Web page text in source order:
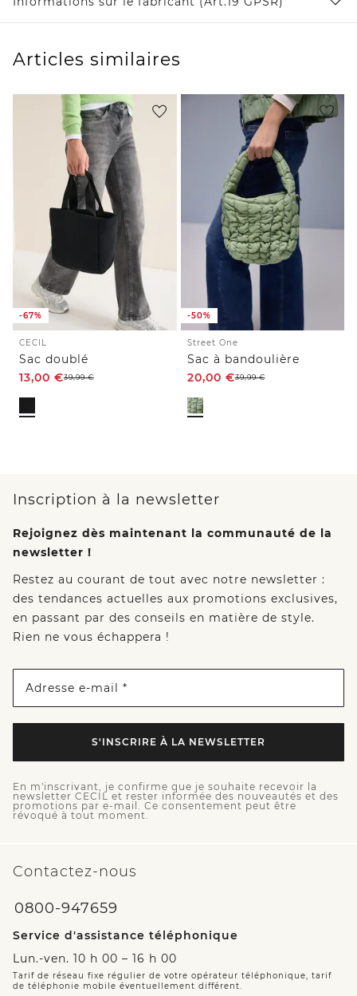
Articles similaires
-67%
CECIL
Sac doublé
13,00 €39,99€
-50%
Street One
Sac à bandoulière
20,00 €39,99€
Inscription à la newsletter
Rejoignez dès maintenant la communauté de la
newsletter !
Restez au courant de tout avec notre newsletter :
des tendances actuelles aux promotions exclusives,
en passant par des conseils en matière de style.
Rien ne vous échappera !
Adresse e-mail *
S'INSCRIRE À LA NEWSLETTER
En m'inscrivant, je confirme que je souhaite recevoir la
newsletter CECIL et rester informée des nouveautés et des
promotions par e-mail. Ce consentement peut être
révoqué à tout moment.
Contactez-nous
0800-947659
Service d'assistance téléphonique
Lun.-ven. 10 h 00 – 16 h 00
Tarif de réseau fixe régulier de votre opérateur téléphonique, tarif
de téléphonie mobile éventuellement différent.